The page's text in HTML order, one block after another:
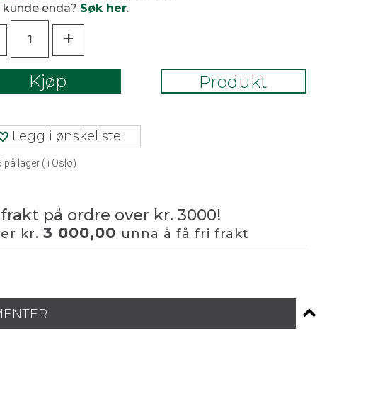
kunde enda? Søk her.
+
Kjøp Produkt
Legg i ønskeliste
på lager ( i Oslo)
på ordre over kr. 3000!
kr. 3 000,00 unna å få fri frakt